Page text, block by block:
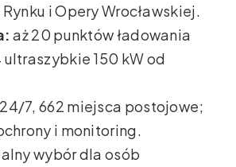
i Opery Wrocławskiej.
aż 20 punktów ładowania
150 kW od
24/7, 662 miejsca postojowe;
i monitoring.
wybór dla osób